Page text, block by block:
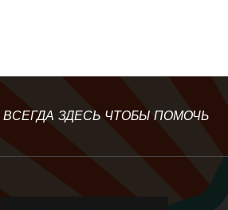
ЗДЕСЬ ЧТОБЫ ПОМОЧЬ